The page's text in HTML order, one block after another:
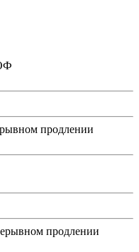
продлении
продлении